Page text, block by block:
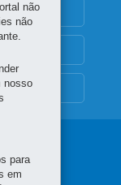
não
não
nosso
para
em